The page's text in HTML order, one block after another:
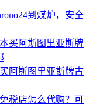
到煤炉，安全
阿斯图里亚斯牌古